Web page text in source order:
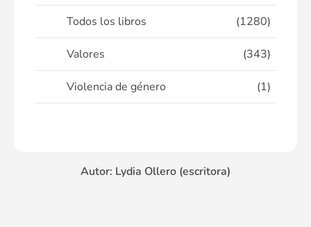
Todos los libros (1280)
Valores (343)
Violencia de género (1)
Autor: Lydia Ollero (escritora)